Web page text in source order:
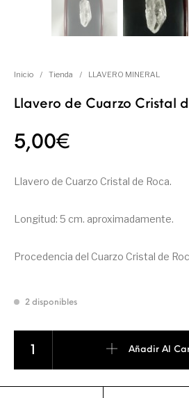
Inicio / Tienda / LLAVERO MINERAL
Llavero de Cuarzo Cristal
5,00€
Llavero de Cuarzo Cristal de Roca.
Longitud: 5 cm. aproximadamente.
Procedencia del Cuarzo Cristal de
2 disponibles
Añadir Al